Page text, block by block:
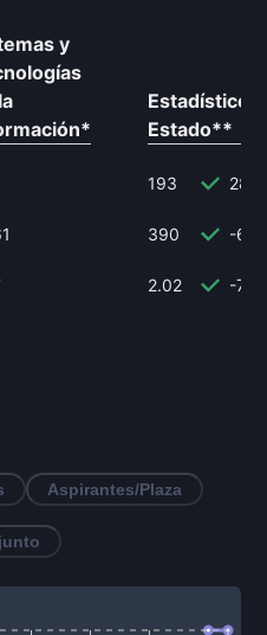
y
*
Estadísticos
Estado**
193
390 -
2.02 -
Aspirantes/Plaza